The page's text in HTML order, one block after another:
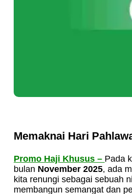
Memaknai Hari
Promo Haji Khusus – Pada
bulan November 2025, ada
kita renungi sebagai sebuah
membangun semangat dan